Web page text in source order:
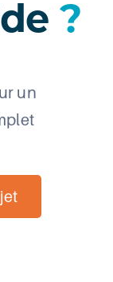
?
un